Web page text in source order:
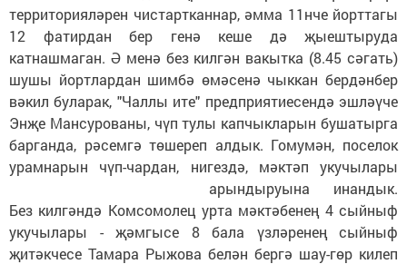
территорияләрен чистартканнар, әмма 11нче йорттагы
12 фатирдан бер генә кеше дә җыештыруда
катнашмаган. Ә менә без килгән вакытка (8.45 сәгать)
шушы йортлардан шимбә өмәсенә чыккан бердәнбер
вәкил буларак, "Чаллы ите" предприятиесендә эшләүче
Энҗе Мансурованы, чүп тулы капчыкларын бушатырга
барганда, рәсемгә төшереп алдык. Гомумән, поселок
урамнарын чүп-чардан, нигездә, мәктәп укучылары
арындыруына инандык.
Без килгәндә Комсомолец урта мәктәбенең 4 сыйныф
укучылары - җәмгысе 8 бала үзләренең сыйныф
җитәкчесе Тамара Рыжова белән бергә шау-гөр килеп